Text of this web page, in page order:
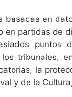
basadas en
en partidas de
puntos
tribunales,
la
y de la